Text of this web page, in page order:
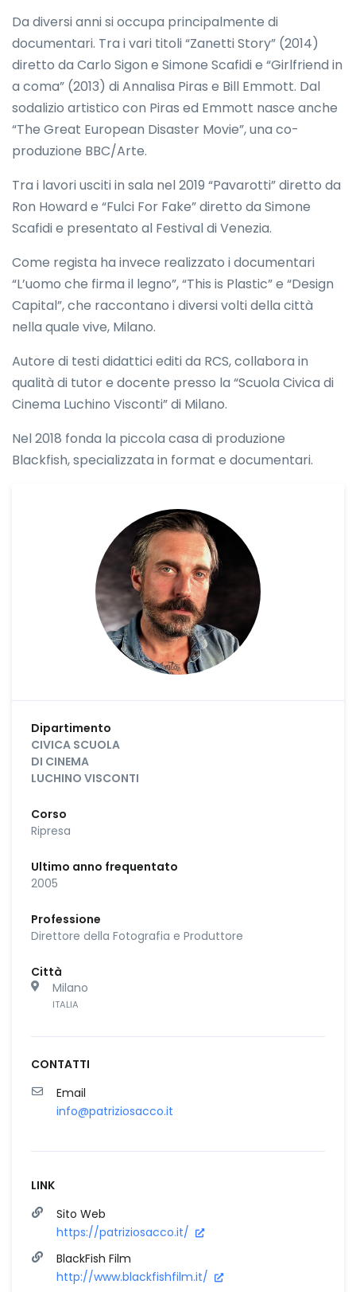
Da diversi anni si occupa principalmente di
documentari. Tra i vari titoli “Zanetti Story” (2014)
diretto da Carlo Sigon e Simone Scafidi e “Girlfriend in
a coma” (2013) di Annalisa Piras e Bill Emmott. Dal
sodalizio artistico con Piras ed Emmott nasce anche
“The Great European Disaster Movie”, una co-
produzione BBC/Arte.
Tra i lavori usciti in sala nel 2019 “Pavarotti” diretto da
Ron Howard e “Fulci For Fake” diretto da Simone
Scafidi e presentato al Festival di Venezia.
Come regista ha invece realizzato i documentari
“L’uomo che firma il legno”, “This is Plastic” e “Design
Capital”, che raccontano i diversi volti della città
nella quale vive, Milano.
Autore di testi didattici editi da RCS, collabora in
qualità di tutor e docente presso la “Scuola Civica di
Cinema Luchino Visconti” di Milano.
Nel 2018 fonda la piccola casa di produzione
Blackfish, specializzata in format e documentari.
Dipartimento
CIVICA SCUOLA
DI CINEMA
LUCHINO VISCONTI
Corso
Ripresa
Ultimo anno frequentato
2005
Professione
Direttore della Fotografia e Produttore
Città
Milano
ITALIA
CONTATTI
Email
info@patriziosacco.it
LINK
Sito Web
https://patriziosacco.it/
BlackFish Film
http://www.blackfishfilm.it/